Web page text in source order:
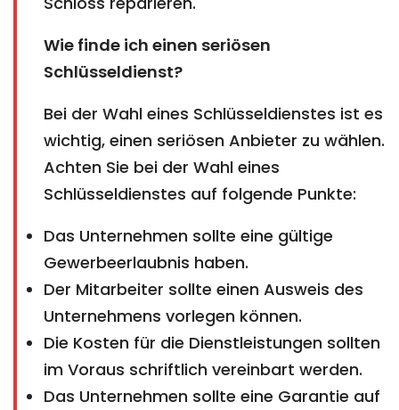
Wie finde ich einen seriösen
Schlüsseldienst?
Bei der Wahl eines Schlüsseldienstes ist es
wichtig, einen seriösen Anbieter zu wählen.
Achten Sie bei der Wahl eines
Schlüsseldienstes auf folgende Punkte:
Das Unternehmen sollte eine gültige
Gewerbeerlaubnis haben.
Der Mitarbeiter sollte einen Ausweis des
Unternehmens vorlegen können.
Die Kosten für die Dienstleistungen sollten
im Voraus schriftlich vereinbart werden.
Das Unternehmen sollte eine Garantie auf